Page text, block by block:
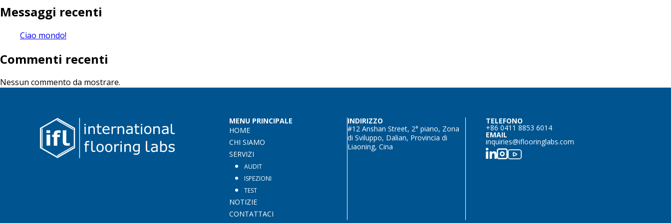
Messaggi recenti
Ciao mondo!
Commenti recenti
Nessun commento da mostrare.
MENU PRINCIPALE
HOME
CHI SIAMO
SERVIZI
AUDIT
ISPEZIONI
TEST
NOTIZIE
CONTATTACI
INDIRIZZO
#12 Anshan Street, 2° piano, Zona
di Sviluppo, Dalian, Provincia di
Liaoning, Cina
TELEFONO
+86 0411 8853 6014
EMAIL
inquiries@iflooringlabs.com